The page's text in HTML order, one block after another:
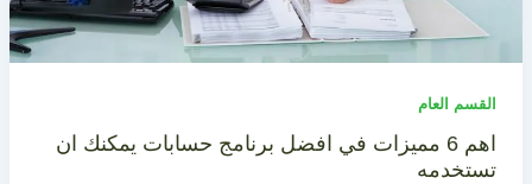
القسم العام
اهم 6 مميزات في افضل برنامج حسابات يمكنك ان
تستخدمه